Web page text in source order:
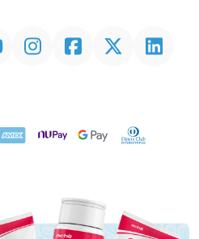
InstagramFacebookTwitter Linkedin
NuPay Google PayDiners Club